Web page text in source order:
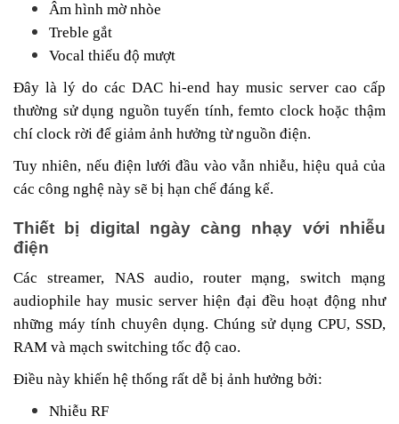
Âm hình mờ nhòe
Treble gắt
Vocal thiếu độ mượt
Đây là lý do các DAC hi-end hay music server cao cấp
thường sử dụng nguồn tuyến tính, femto clock hoặc thậm
chí clock rời để giảm ảnh hưởng từ nguồn điện.
Tuy nhiên, nếu điện lưới đầu vào vẫn nhiễu, hiệu quả của
các công nghệ này sẽ bị hạn chế đáng kể.
Thiết bị digital ngày càng nhạy với nhiễu
điện
Các streamer, NAS audio, router mạng, switch mạng
audiophile hay music server hiện đại đều hoạt động như
những máy tính chuyên dụng. Chúng sử dụng CPU, SSD,
RAM và mạch switching tốc độ cao.
Điều này khiến hệ thống rất dễ bị ảnh hưởng bởi:
Nhiễu RF